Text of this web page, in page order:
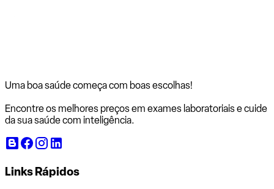
Uma boa saúde começa com boas escolhas!
Encontre os melhores preços em exames laboratoriais e cuide
da sua saúde com inteligência.
Links Rápidos